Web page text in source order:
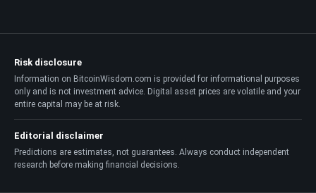
Risk disclosure
Information on BitcoinWisdom.com is provided for informational purposes
only and is not investment advice. Digital asset prices are volatile and your
entire capital may be at risk.
Editorial disclaimer
Predictions are estimates, not guarantees. Always conduct independent
research before making financial decisions.